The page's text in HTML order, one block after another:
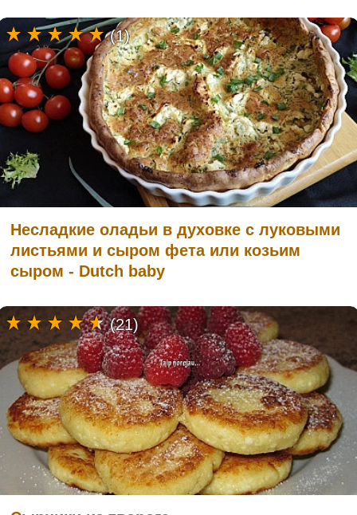
Несладкие оладьи в духовке с луковыми
листьями и сыром фета или козьим
сыром - Dutch baby
(1)
(21)